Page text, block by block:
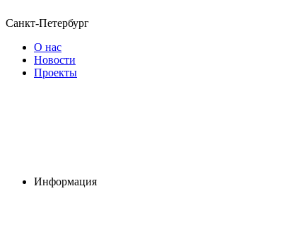
Санкт-Петербург
О нас
Новости
Проекты
Информация